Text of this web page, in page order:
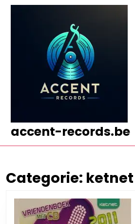
accent-records.be
Categorie: ketnet